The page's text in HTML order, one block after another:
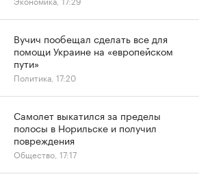
Вучич пообещал сделать все для
помощи Украине на «европейском
пути»
Политика, 17:20
Самолет выкатился за пределы
полосы в Норильске и получил
повреждения
Общество, 17:17